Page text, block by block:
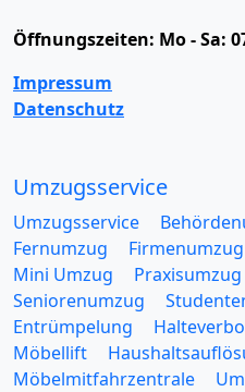
Öffnungszeiten: Mo - Sa:
Impressum
Datenschutz
Umzugsservice
Umzugsservice
Fernumzug
Firmenumzug
Mini Umzug
Praxisumzug
Seniorenumzug
Entrümpelung
Möbellift
Möbelmitfahrzentrale